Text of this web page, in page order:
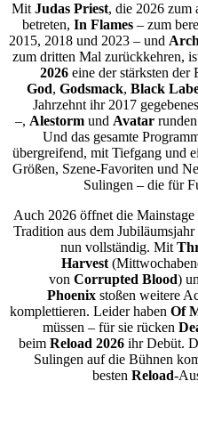
Mit Judas Priest, die 2026 zum
betreten, In Flames – zum
2015, 2018 und 2023 – und Arch
zum dritten Mal zurückkehren,
2026 eine der stärksten der
God, Godsmack, Black
Jahrzehnt ihr 2017
–, Alestorm und Avatar
Und das gesamte
übergreifend, mit Tiefgang und
Größen, Szene-Favoriten und
Sulingen – die für
Auch 2026 öffnet die Mainstage
Tradition aus dem
nun vollständig. Mit
Harvest
von Corrupted Blood)
Phoenixstoßen weitere
komplettieren. Leider haben Of
müssen – für sie rücken
beim Reload 2026ihr Debüt.
Sulingen auf die Bühnen
besten Reload-